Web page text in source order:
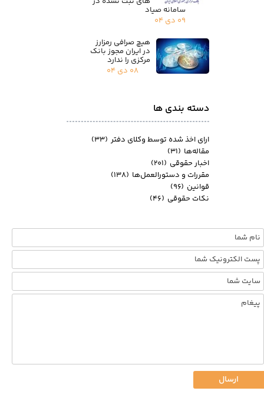
ارسال
دسته بندی ها
سامانه صیاد
۰۹ دی ۰۴
هیچ صرافی رمزارز
در ایران مجوز بانک
مرکزی را ندارد
۰۸ دی ۰۴
ارای اخذ شده توسط وکلای دفتر (۳۳)
مقاله‌ها (۳۱)
اخبار حقوقی (۲۰۱)
مقررات و دستورالعمل‌ها (۱۳۸)
قوانین (۹۶)
نکات حقوقی (۴۶)